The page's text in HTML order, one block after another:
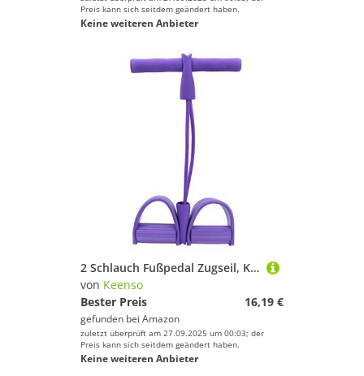
Preis kann sich seitdem geändert haben.
Keine weiteren Anbieter
2 Schlauch Fußpedal Zugseil, Keenso Pedal Widerstandsband Elastic Leg Puller Sit-Up Bauch Fitness Training(Lila) fußpedal sit up Oberschenkel
von Keenso
Bester Preis
16,19 €
gefunden bei Amazon
zuletzt überprüft am 27.09.2025 um 00:03; der
Preis kann sich seitdem geändert haben.
Keine weiteren Anbieter